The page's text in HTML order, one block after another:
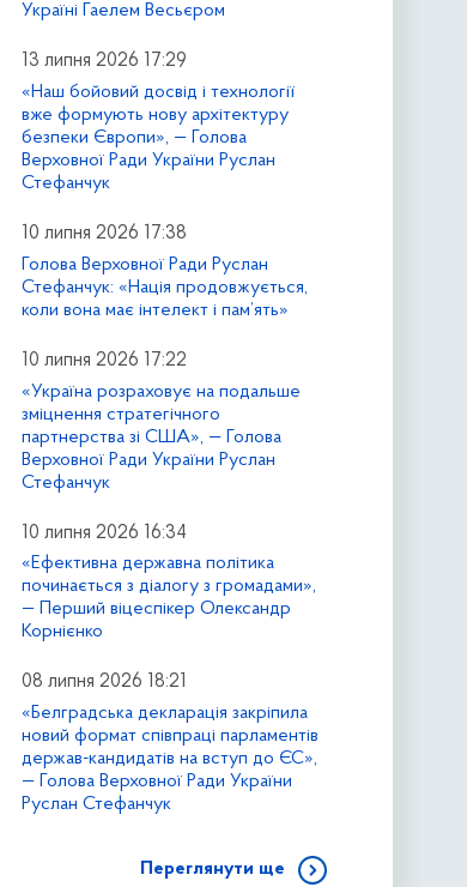
Україні Гаелем Весьєром
13 липня 2026 17:29
«Наш бойовий досвід і технології
вже формують нову архітектуру
безпеки Європи», — Голова
Верховної Ради України Руслан
Стефанчук
10 липня 2026 17:38
Голова Верховної Ради Руслан
Стефанчук: «Нація продовжується,
коли вона має інтелект і пам’ять»
10 липня 2026 17:22
«Україна розраховує на подальше
зміцнення стратегічного
партнерства зі США», — Голова
Верховної Ради України Руслан
Стефанчук
10 липня 2026 16:34
«Ефективна державна політика
починається з діалогу з громадами»,
— Перший віцеспікер Олександр
Корнієнко
08 липня 2026 18:21
«Белградська декларація закріпила
новий формат співпраці парламентів
держав-кандидатів на вступ до ЄС»,
— Голова Верховної Ради України
Руслан Стефанчук
Переглянути ще